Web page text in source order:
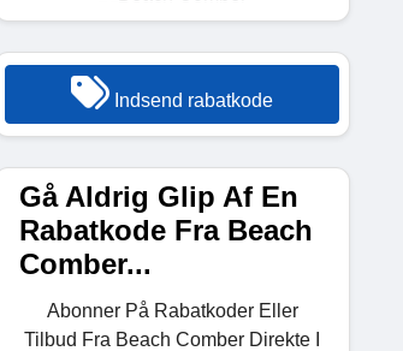
Indsend rabatkode
Gå Aldrig Glip Af En
Rabatkode Fra Beach
Comber...
Abonner På Rabatkoder Eller
Tilbud Fra Beach Comber Direkte I